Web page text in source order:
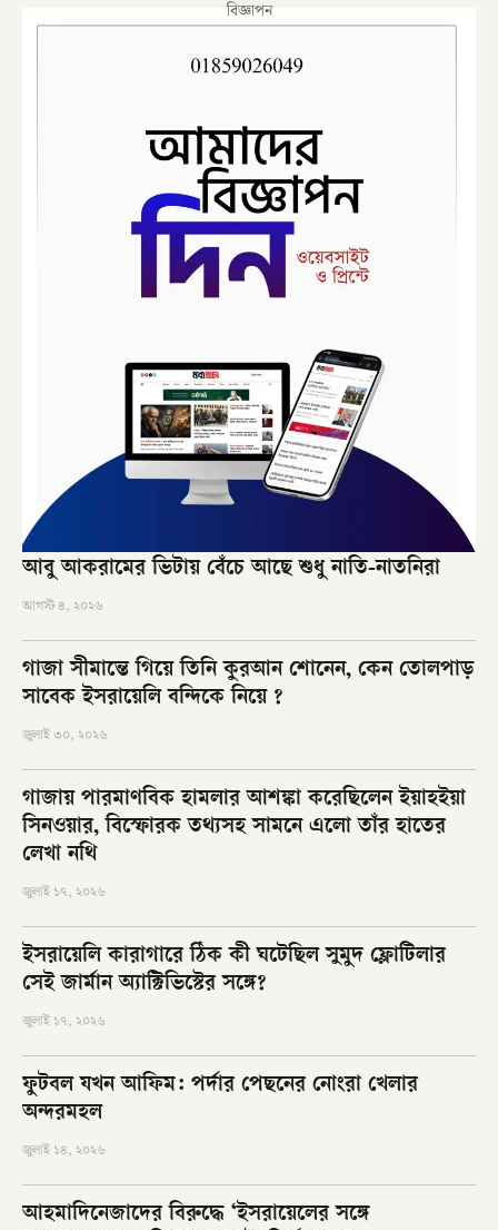
বিজ্ঞাপন
আবু আকরামের ভিটায় বেঁচে আছে শুধু নাতি-নাতনিরা
আগস্ট ৪, ২০২৬
গাজা সীমান্তে গিয়ে তিনি কুরআন শোনেন, কেন তোলপাড়
সাবেক ইসরায়েলি বন্দিকে নিয়ে ?
জুলাই ৩০, ২০২৬
গাজায় পারমাণবিক হামলার আশঙ্কা করেছিলেন ইয়াহইয়া
সিনওয়ার, বিস্ফোরক তথ্যসহ সামনে এলো তাঁর হাতের
লেখা নথি
জুলাই ১৭, ২০২৬
ইসরায়েলি কারাগারে ঠিক কী ঘটেছিল সুমুদ ফ্লোটিলার
সেই জার্মান অ্যাক্টিভিস্টের সঙ্গে?
জুলাই ১৭, ২০২৬
ফুটবল যখন আফিম: পর্দার পেছনের নোংরা খেলার
অন্দরমহল
জুলাই ১৪, ২০২৬
আহমাদিনেজাদের বিরুদ্ধে ‘ইসরায়েলের সঙ্গে